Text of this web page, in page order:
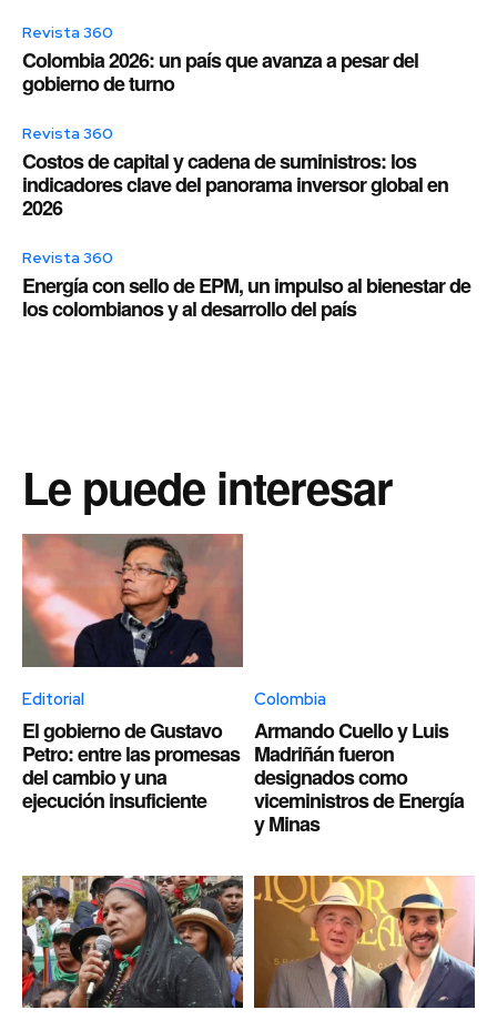
Revista 360
Colombia 2026: un país que avanza a pesar del
gobierno de turno
Revista 360
Costos de capital y cadena de suministros: los
indicadores clave del panorama inversor global en
2026
Revista 360
Energía con sello de EPM, un impulso al bienestar de
los colombianos y al desarrollo del país
Le puede interesar
Editorial
El gobierno de Gustavo
Petro: entre las promesas
del cambio y una
ejecución insuficiente
Colombia
Armando Cuello y Luis
Madriñán fueron
designados como
viceministros de Energía
y Minas